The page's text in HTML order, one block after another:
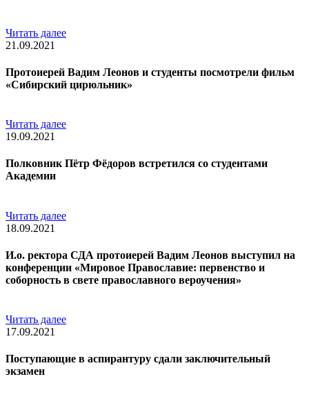
Читать далее
21.09.2021
Протоиерей Вадим Леонов и студенты посмотрели фильм
«Сибирский цирюльник»
Читать далее
19.09.2021
Полковник Пётр Фёдоров встретился со студентами
Академии
Читать далее
18.09.2021
И.о. ректора СДА протоиерей Вадим Леонов выступил на
конференции «Мировое Православие: первенство и
соборность в свете православного вероучения»
Читать далее
17.09.2021
Поступающие в аспирантуру сдали заключительный
экзамен